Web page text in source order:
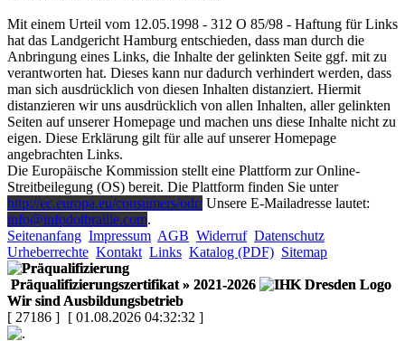
Mit einem Urteil vom 12.05.1998 - 312 O 85/98 - Haftung für Links
hat das Landgericht Hamburg entschieden, dass man durch die
Anbringung eines Links, die Inhalte der gelinkten Seite ggf. mit zu
verantworten hat. Dieses kann nur dadurch verhindert werden, dass
man sich ausdrücklich von diesen Inhalten distanziert. Hiermit
distanzieren wir uns ausdrücklich von allen Inhalten, aller gelinkten
Seiten auf unserer Homepage und machen uns diese Inhalte nicht zu
eigen. Diese Erklärung gilt für alle auf unserer Homepage
angebrachten Links.
Die Europäische Kommission stellt eine Plattform zur Online-
Streitbeilegung (OS) bereit. Die Plattform finden Sie unter
http://ec.europa.eu/consumers/odr/Unsere E-Mailadresse lautet:
info@infodotbraille.com.
Seitenanfang Impressum AGB Widerruf Datenschutz
Urheberrechte Kontakt Links Katalog (PDF) Sitemap
Präqualifizierungszertifikat » 2021-2026
Wir sind Ausbildungsbetrieb
[ 27186 ] [ 01.08.2026 04:32:32 ]